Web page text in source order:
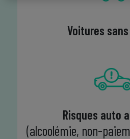
Voitures
Risques auto
(alcoolémie, non-